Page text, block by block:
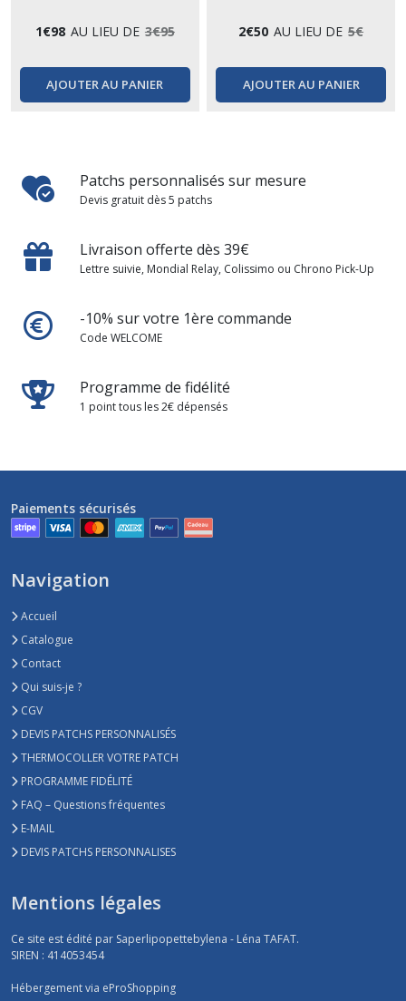
1€98 AU LIEU DE 3€95
AJOUTER AU PANIER
2€50 AU LIEU DE 5€
AJOUTER AU PANIER
Patchs personnalisés sur mesure
Devis gratuit dès 5 patchs
Livraison offerte dès 39€
Lettre suivie, Mondial Relay, Colissimo ou Chrono Pick-Up
-10% sur votre 1ère commande
Code WELCOME
Programme de fidélité
1 point tous les 2€ dépensés
Paiements sécurisés
Navigation
Accueil
Catalogue
Contact
Qui suis-je ?
CGV
DEVIS PATCHS PERSONNALISÉS
THERMOCOLLER VOTRE PATCH
PROGRAMME FIDÉLITÉ
FAQ – Questions fréquentes
E-MAIL
DEVIS PATCHS PERSONNALISES
Mentions légales
Ce site est édité par Saperlipopettebylena - Léna TAFAT.
SIREN : 414053454
Hébergement via eProShopping